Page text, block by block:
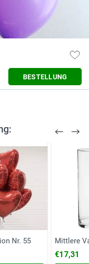
BESTELLUNG
Nr. 55 Mittlere
€17,31